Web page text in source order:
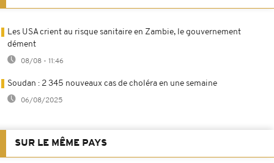
Les USA crient au risque sanitaire en Zambie, le gouvernement
dément
08/08 - 11:46
Soudan : 2 345 nouveaux cas de choléra en une semaine
06/08/2025
SUR LE MÊME PAYS